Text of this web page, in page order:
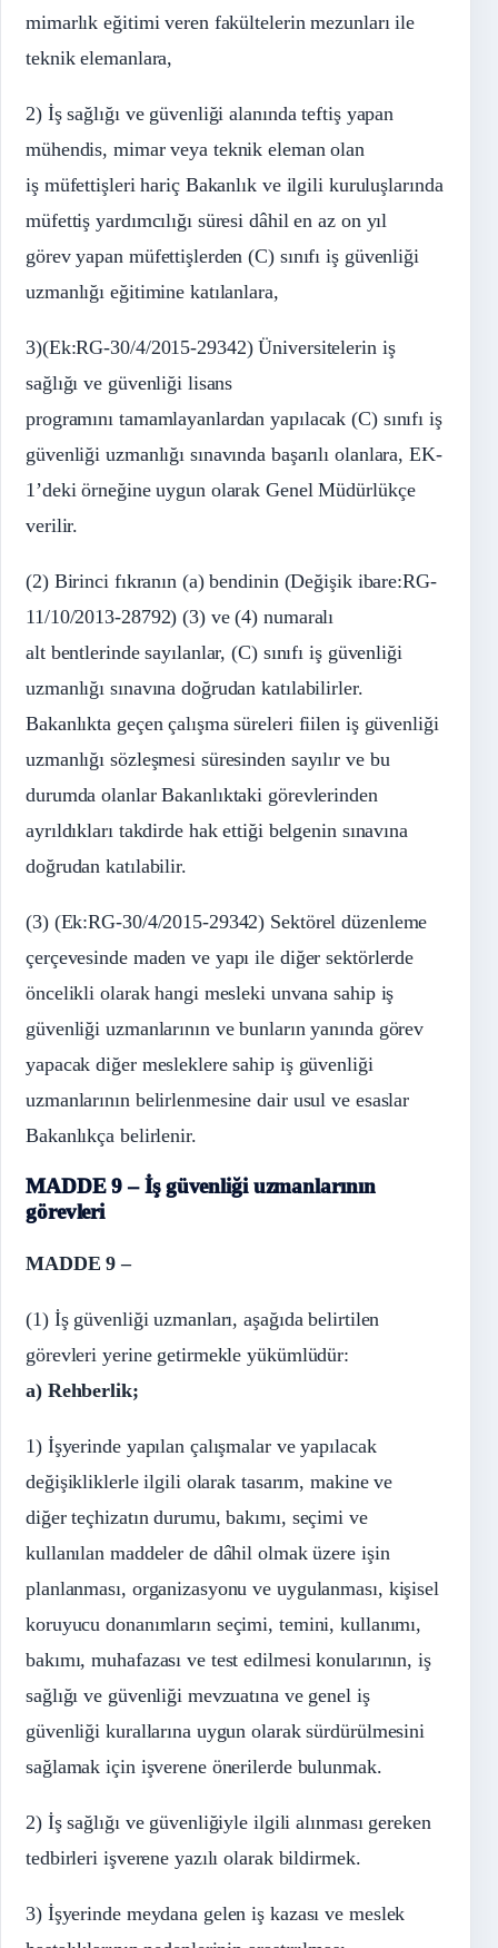
mimarlık eğitimi veren fakültelerin mezunları ile
teknik elemanlara,
2) İş sağlığı ve güvenliği alanında teftiş yapan
mühendis, mimar veya teknik eleman olan
iş müfettişleri hariç Bakanlık ve ilgili kuruluşlarında
müfettiş yardımcılığı süresi dâhil en az on yıl
görev yapan müfettişlerden (C) sınıfı iş güvenliği
uzmanlığı eğitimine katılanlara,
3)(Ek:RG-30/4/2015-29342) Üniversitelerin iş
sağlığı ve güvenliği lisans
programını tamamlayanlardan yapılacak (C) sınıfı iş
güvenliği uzmanlığı sınavında başarılı olanlara, EK-
1’deki örneğine uygun olarak Genel Müdürlükçe
verilir.
(2) Birinci fıkranın (a) bendinin (Değişik ibare:RG-
11/10/2013-28792) (3) ve (4) numaralı
alt bentlerinde sayılanlar, (C) sınıfı iş güvenliği
uzmanlığı sınavına doğrudan katılabilirler.
Bakanlıkta geçen çalışma süreleri fiilen iş güvenliği
uzmanlığı sözleşmesi süresinden sayılır ve bu
durumda olanlar Bakanlıktaki görevlerinden
ayrıldıkları takdirde hak ettiği belgenin sınavına
doğrudan katılabilir.
(3) (Ek:RG-30/4/2015-29342) Sektörel düzenleme
çerçevesinde maden ve yapı ile diğer sektörlerde
öncelikli olarak hangi mesleki unvana sahip iş
güvenliği uzmanlarının ve bunların yanında görev
yapacak diğer mesleklere sahip iş güvenliği
uzmanlarının belirlenmesine dair usul ve esaslar
Bakanlıkça belirlenir.
MADDE 9 – İş güvenliği uzmanlarının
görevleri
MADDE 9 –
(1) İş güvenliği uzmanları, aşağıda belirtilen
görevleri yerine getirmekle yükümlüdür:
a) Rehberlik;
1) İşyerinde yapılan çalışmalar ve yapılacak
değişikliklerle ilgili olarak tasarım, makine ve
diğer teçhizatın durumu, bakımı, seçimi ve
kullanılan maddeler de dâhil olmak üzere işin
planlanması, organizasyonu ve uygulanması, kişisel
koruyucu donanımların seçimi, temini, kullanımı,
bakımı, muhafazası ve test edilmesi konularının, iş
sağlığı ve güvenliği mevzuatına ve genel iş
güvenliği kurallarına uygun olarak sürdürülmesini
sağlamak için işverene önerilerde bulunmak.
2) İş sağlığı ve güvenliğiyle ilgili alınması gereken
tedbirleri işverene yazılı olarak bildirmek.
3) İşyerinde meydana gelen iş kazası ve meslek